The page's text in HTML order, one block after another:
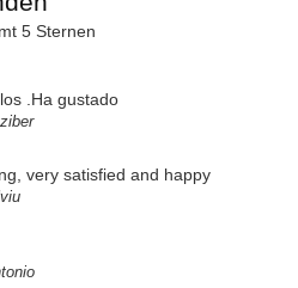
5 Sternen
.Ha gustado
very satisfied and happy